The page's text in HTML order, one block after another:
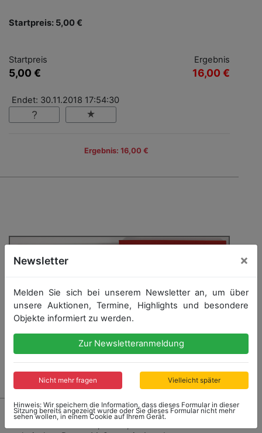
Startpreis: 5,00 €
Startpreis
5,00 €
Ergebnis
16,00 €
Endet: 30.11.2018 17:54:30
Ergebnis: 16,00 €
7694 - BMW
Newsletter ×
Melden Sie sich bei unserem Newsletter an, um über
unsere Auktionen, Termine, Highlights und besondere
Objekte informiert zu werden.
Zur Newsletteranmeldung
Nicht mehr fragen Vielleicht später
Hinweis: Wir speichern die Information, dass dieses Formular in dieser
Sitzung bereits angezeigt wurde oder Sie dieses Formular nicht mehr
sehen wollen, in einem Cookie auf Ihrem Gerät.